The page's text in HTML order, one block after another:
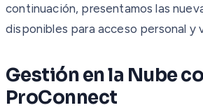
continuación, presentamos las
disponibles para acceso personal y
Gestión en la Nube
ProConnect